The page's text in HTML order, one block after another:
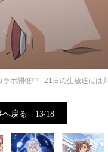
ボ開催中─21日の生放送には
へ戻る 13/18